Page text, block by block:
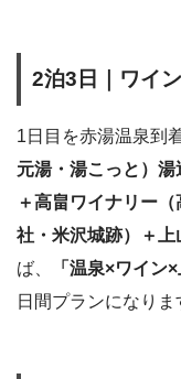
2泊3日｜ワイ
1日目を赤湯温泉到
元湯・湯こっと）湯
＋高畠ワイナリー（
社・米沢城跡）＋上
ば、
「温泉×ワイン×
日間プランになりま